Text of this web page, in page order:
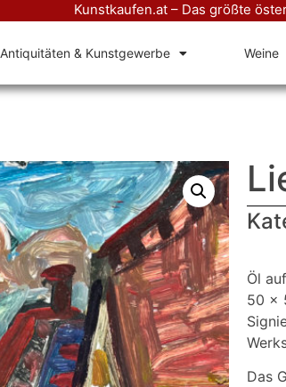
Kunstkaufen.at – Das größte
Antiquitäten & Kunstgewerbe Weine
Öl
50 x
Das